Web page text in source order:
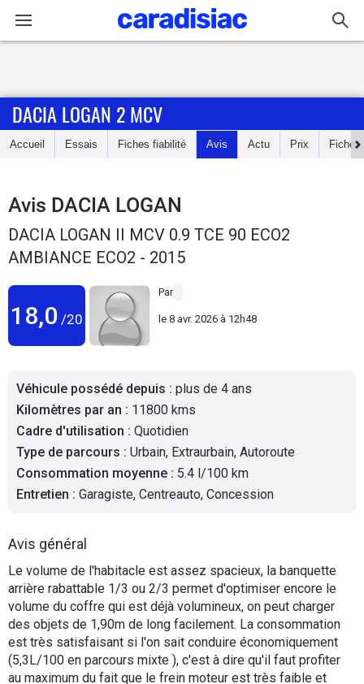
Accueil
Essais
Guide
d'achat
Utilitaires
Flottes
Auto
Services
Forum
Marques
DACIA LOGAN 2 MCV
Accueil Essais Fiches fiabilité Avis Actu Prix Fiches
Avis DACIA LOGAN
DACIA LOGAN II MCV 0.9 TCE 90 ECO2
AMBIANCE ECO2 - 2015
18,0 /20
Par
le 8 avr. 2026 à 12h48
Véhicule possédé depuis : plus de 4 ans
Kilomètres par an : 11800 kms
Cadre d'utilisation : Quotidien
Type de parcours : Urbain, Extraurbain, Autoroute
Consommation moyenne : 5.4 l/100 km
Entretien : Garagiste, Centreauto, Concession
Avis général
Le volume de l'habitacle est assez spacieux, la banquette
arrière rabattable 1/3 ou 2/3 permet d'optimiser encore le
volume du coffre qui est déjà volumineux, on peut charger
des objets de 1,90m de long facilement. La consommation
est très satisfaisant si l'on sait conduire économiquement
(5,3L/100 en parcours mixte ), c'est à dire qu'il faut profiter
au maximum du fait que le frein moteur est très faible et